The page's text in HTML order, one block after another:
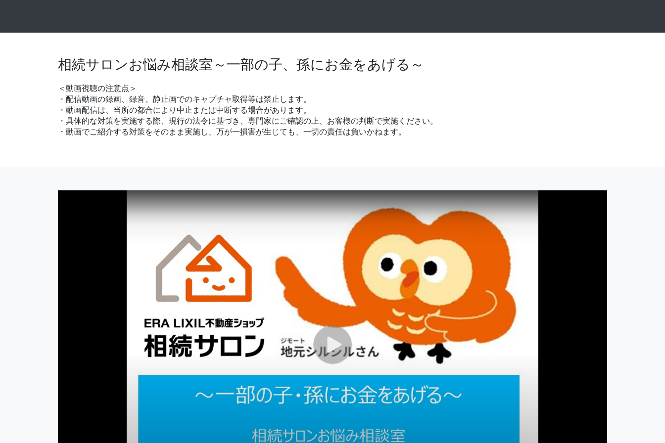
相続サロンお悩み相談室～一部の子、孫にお金をあげる～
＜動画視聴の注意点＞
・配信動画の録画、録音、静止画でのキャプチャ取得等は禁止します。
・動画配信は、当所の都合により中止または中断する場合があります。
・具体的な対策を実施する際、現行の法令に基づき、専門家にご確認の上、お客様の判断で実施ください。
・動画でご紹介する対策をそのまま実施し、万が一損害が生じても、一切の責任は負いかねます。